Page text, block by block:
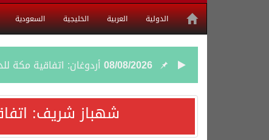
الدولية العربية الخليجية السعودية
08/08/2026 أردوغان: اتفاقية مكة
08/08/2026سمو وزير الخارجية :
شهباز شريف: